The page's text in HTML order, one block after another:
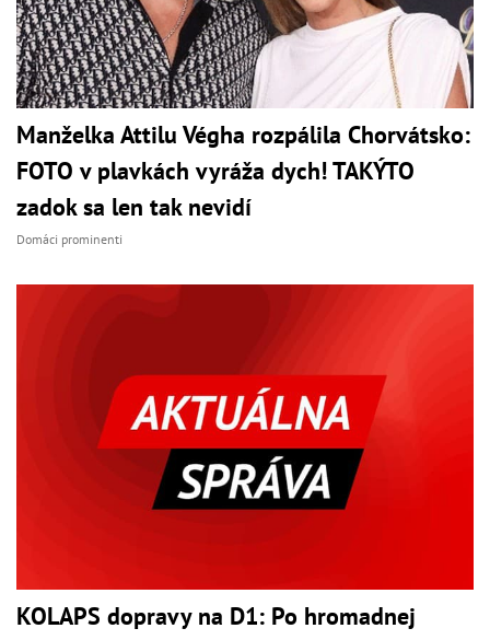
Manželka Attilu Végha rozpálila Chorvátsko:
FOTO v plavkách vyráža dych! TAKÝTO
zadok sa len tak nevidí
Domáci prominenti
KOLAPS dopravy na D1: Po hromadnej